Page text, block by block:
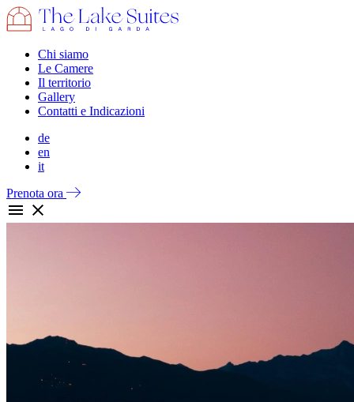
Chi siamo
Le Camere
Il territorio
Gallery
Contatti e Indicazioni
de
en
it
Prenota ora